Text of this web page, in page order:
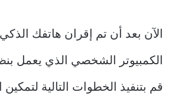
الآن بعد أن تم إقران هاتفك الذكي
قم بتنفيذ الخطوات التالية لتمكين